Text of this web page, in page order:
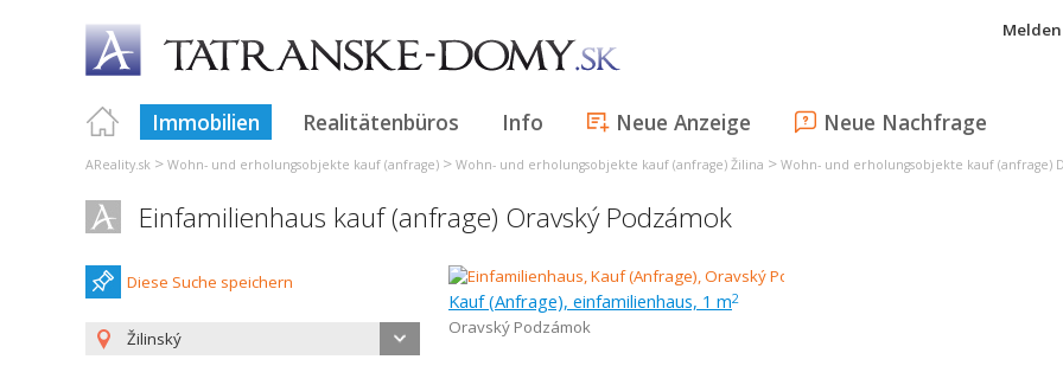
Immobilien Realitätenbüros Info Neue Anzeige Neue Nachfrage
AReality.sk > Wohn- und erholungsobjekte kauf (anfrage) > Wohn- und erholungsobjekte kauf (anfrage) Žilina > Wohn- und erholungsobjekte kauf (anfrage)
Einfamilienhaus kauf (anfrage) Oravský Podzámok
Diese Suche speichern
Žilinský
Kauf (Anfrage), einfamilienhaus, 1 m2
Oravský Podzámok